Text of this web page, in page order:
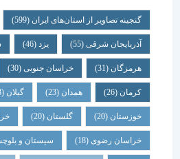
گنجینه تصاویر از استان‌های ایران(599)
آذربایجان شرقی(55) یزد سمنان (39)
هرمزگان(31) خراسان جنوبی(30)
همدان گیلان
خوزستان(20) گلستان (20) خراسان
خراسان رضوی(18) سیستان و بلوچستان(18)